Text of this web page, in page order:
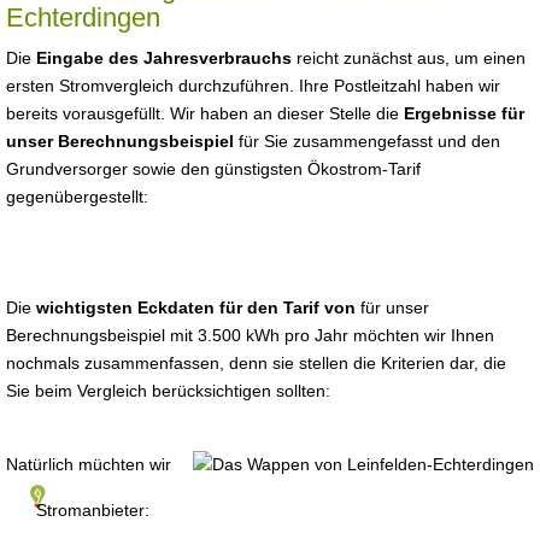
Echterdingen
Die Eingabe des Jahresverbrauchs reicht zunächst aus, um einen
ersten Stromvergleich durchzuführen. Ihre Postleitzahl haben wir
bereits vorausgefüllt. Wir haben an dieser Stelle die Ergebnisse für
unser Berechnungsbeispiel für Sie zusammengefasst und den
Grundversorger sowie den günstigsten Ökostrom-Tarif
gegenübergestellt:
Die wichtigsten Eckdaten für den Tarif von für unser
Berechnungsbeispiel mit 3.500 kWh pro Jahr möchten wir Ihnen
nochmals zusammenfassen, denn sie stellen die Kriterien dar, die
Sie beim Vergleich berücksichtigen sollten:
Stromanbieter:
Natürlich müchten wir